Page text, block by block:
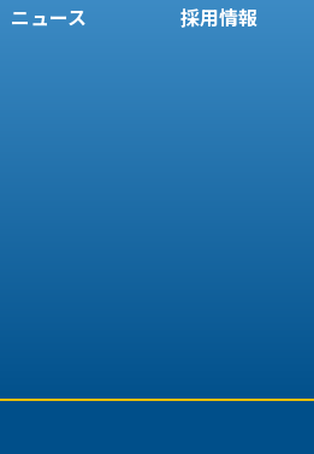
ニュース 採用情報